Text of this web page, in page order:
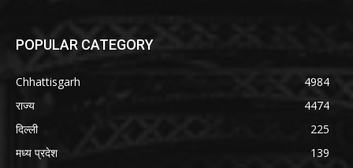
POPULAR CATEGORY
Chhattisgarh
4984
राज्य
4474
दिल्ली
225
मध्य प्रदेश
139